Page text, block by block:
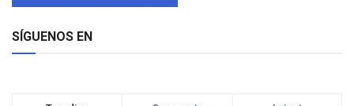
SÍGUENOS EN